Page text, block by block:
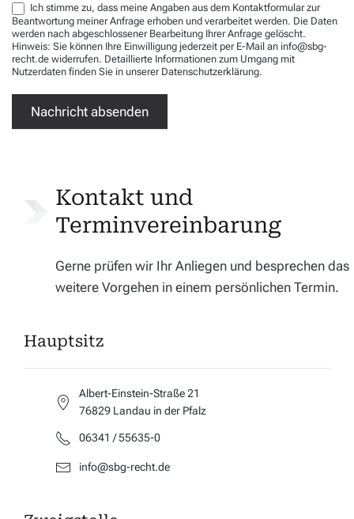
Ich stimme zu, dass meine Angaben aus dem Kontaktformular zur
Beantwortung meiner Anfrage erhoben und verarbeitet werden. Die Daten
werden nach abgeschlossener Bearbeitung Ihrer Anfrage gelöscht.
Hinweis: Sie können Ihre Einwilligung jederzeit per E-Mail an info@sbg-
recht.de widerrufen. Detaillierte Informationen zum Umgang mit
Nutzerdaten finden Sie in unserer Datenschutzerklärung.
Nachricht absenden
Kontakt und
Termin­vereinbarung
Gerne prüfen wir Ihr Anliegen und besprechen das
weitere Vorgehen in einem persönlichen Termin.
Hauptsitz
Albert-Einstein-Straße 21
76829 Landau in der Pfalz
06341 / 55635-0
info@sbg-recht.de